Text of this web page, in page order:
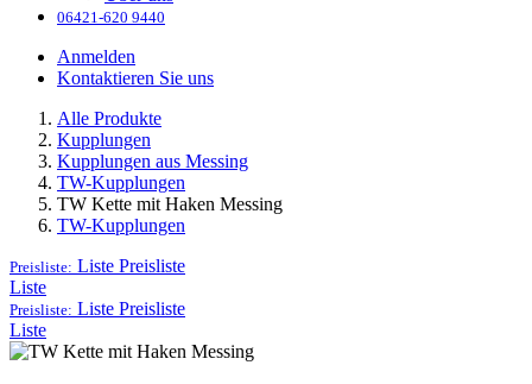
06421-620 9440
Anmelden
Kontaktieren Sie uns
Alle Produkte
Kupplungen
Kupplungen aus Messing
TW-Kupplungen
TW Kette mit Haken Messing
TW-Kupplungen
Preisliste: Liste Preisliste
Liste
Preisliste: Liste Preisliste
Liste